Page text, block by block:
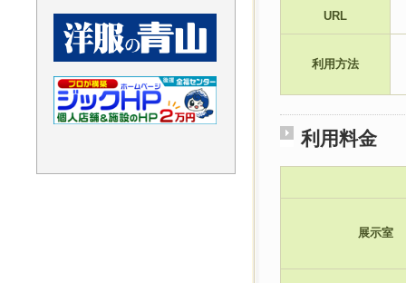
URL
利用方法
利用料金
展示室